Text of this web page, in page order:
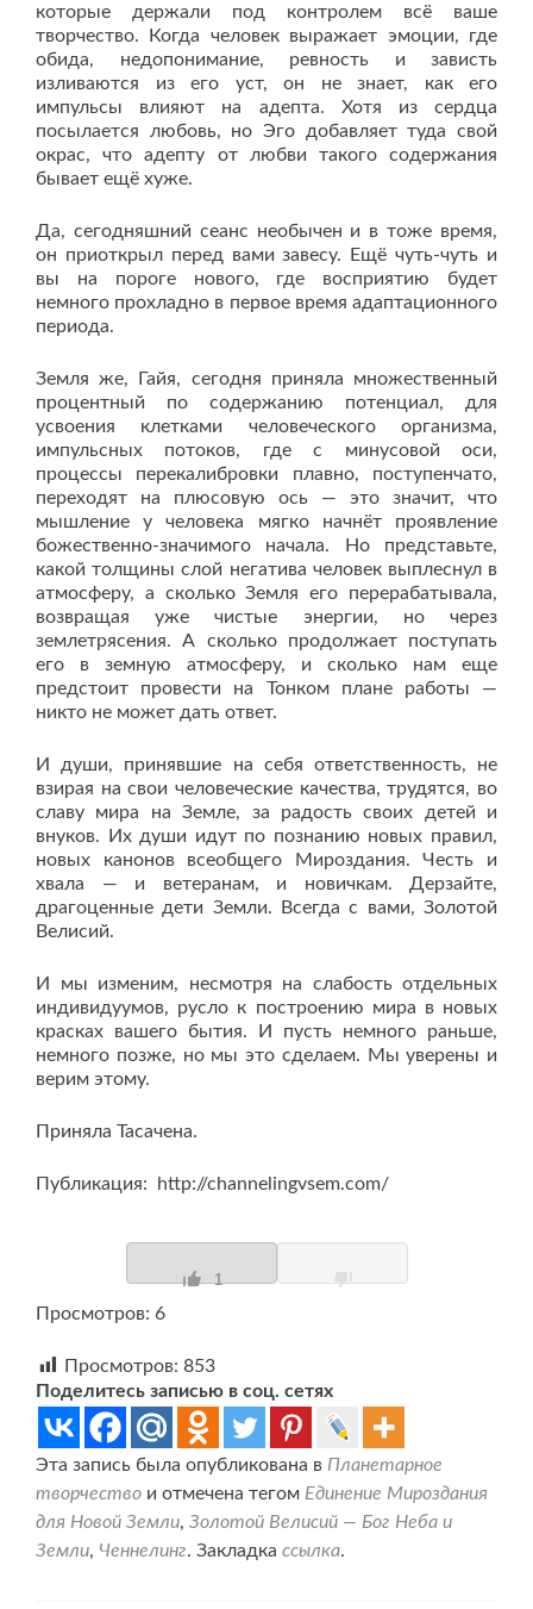
которые держали под контролем всё ваше
творчество. Когда человек выражает эмоции, где
обида, недопонимание, ревность и зависть
изливаются из его уст, он не знает, как его
импульсы влияют на адепта. Хотя из сердца
посылается любовь, но Эго добавляет туда свой
окрас, что адепту от любви такого содержания
бывает ещё хуже.
Да, сегодняшний сеанс необычен и в тоже время,
он приоткрыл перед вами завесу. Ещё чуть-чуть и
вы на пороге нового, где восприятию будет
немного прохладно в первое время адаптационного
периода.
Земля же, Гайя, сегодня приняла множественный
процентный по содержанию потенциал, для
усвоения клетками человеческого организма,
импульсных потоков, где с минусовой оси,
процессы перекалибровки плавно, поступенчато,
переходят на плюсовую ось — это значит, что
мышление у человека мягко начнёт проявление
божественно-значимого начала. Но представьте,
какой толщины слой негатива человек выплеснул в
атмосферу, а сколько Земля его перерабатывала,
возвращая уже чистые энергии, но через
землетрясения. А сколько продолжает поступать
его в земную атмосферу, и сколько нам еще
предстоит провести на Тонком плане работы —
никто не может дать ответ.
И души, принявшие на себя ответственность, не
взирая на свои человеческие качества, трудятся, во
славу мира на Земле, за радость своих детей и
внуков. Их души идут по познанию новых правил,
новых канонов всеобщего Мироздания. Честь и
хвала — и ветеранам, и новичкам. Дерзайте,
драгоценные дети Земли. Всегда с вами, Золотой
Велисий.
И мы изменим, несмотря на слабость отдельных
индивидуумов, русло к построению мира в новых
красках вашего бытия. И пусть немного раньше,
немного позже, но мы это сделаем. Мы уверены и
верим этому.
Приняла Тасачена.
Публикация: http://channelingvsem.com/
1
Просмотров: 6
Просмотров: 853
Поделитесь записью в соц. сетях
Эта запись была опубликована в Планетарное
творчество и отмечена тегом Единение Мироздания
для Новой Земли, Золотой Велисий — Бог Неба и
Земли, Ченнелинг. Закладка ссылка.